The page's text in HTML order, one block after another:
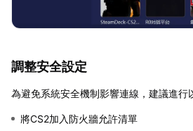
調整安全設定
為避免系統安全機制影響連線，建議進行
將CS2加入防火牆允許清單